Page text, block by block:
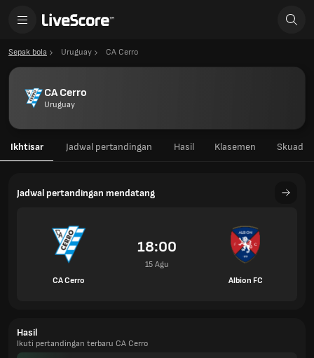
Sepak bola Uruguay CA Cerro
CA Cerro
Uruguay
Ikhtisar Jadwal pertandingan Hasil Klasemen Skuad
Jadwal pertandingan mendatang
CA Cerro
18:00
15 Agu
Albion FC
Hasil
Ikuti pertandingan terbaru CA Cerro